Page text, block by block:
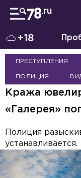
+18
ПРЕСТУПЛЕНИЯ
ПОЛИЦИЯ
Кража
«Галерея»
Полиция
устанавливается.